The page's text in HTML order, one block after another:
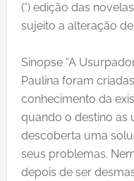
(*) edição das
sujeito a alteração
Sinopse “A
Paulina foram
conhecimento da
quando o destino as
descoberta uma
seus problemas.
depois de ser